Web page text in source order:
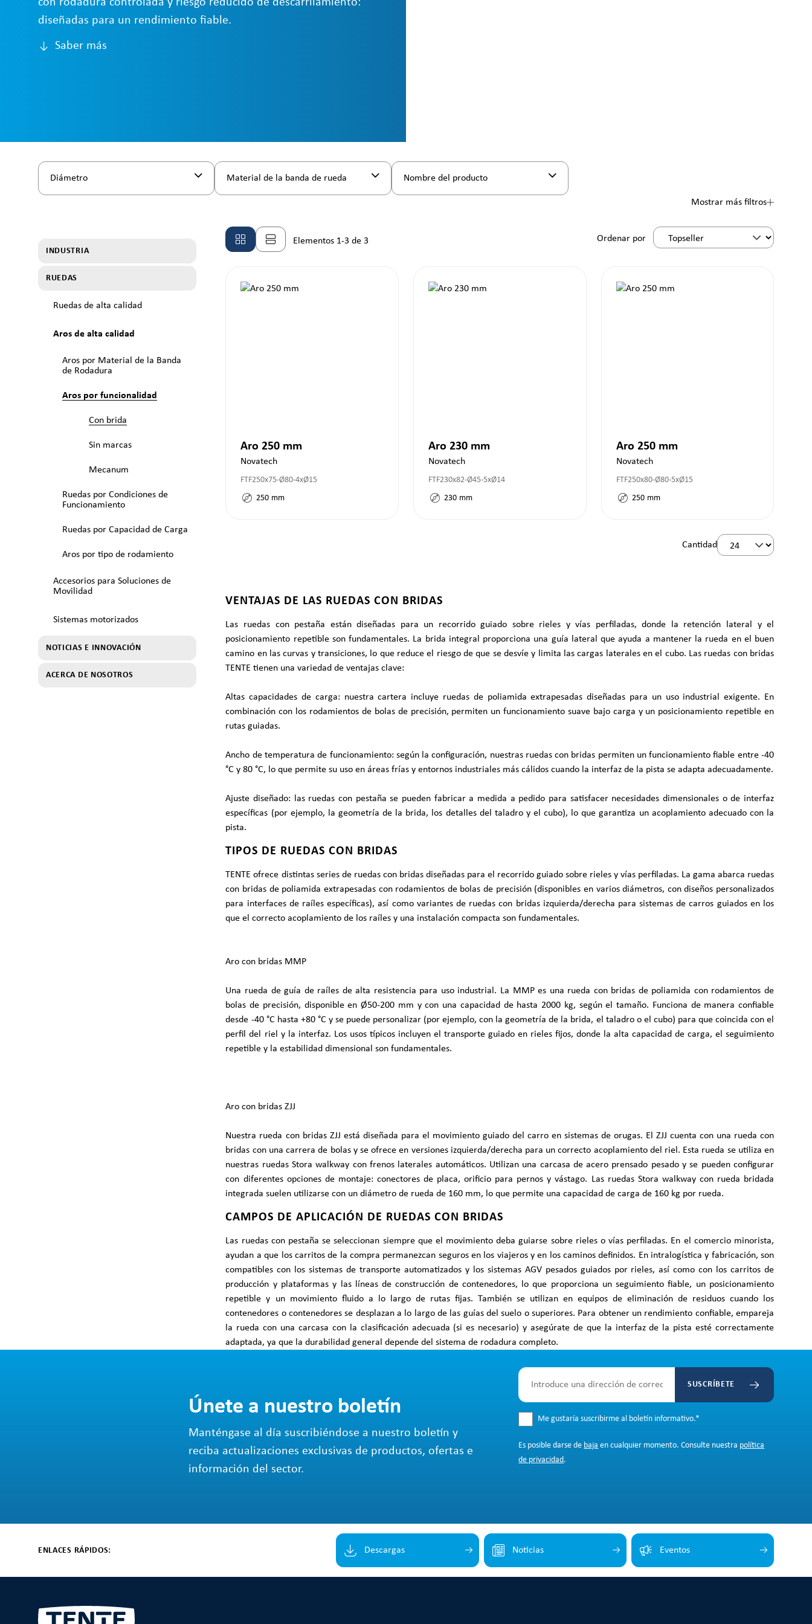
con rodadura controlada y riesgo reducido de descarrilamiento:
diseñadas para un rendimiento fiable.
Saber más
Diámetro Material de la banda de rueda Nombre del producto
Mostrar más filtros
INDUSTRIA
RUEDAS
Ruedas de alta calidad
Aros de alta calidad
Aros por Material de la Banda
de Rodadura
Aros por funcionalidad
Con brida
Sin marcas
Mecanum
Ruedas por Condiciones de
Funcionamiento
Ruedas por Capacidad de Carga
Aros por tipo de rodamiento
Accesorios para Soluciones de
Movilidad
Sistemas motorizados
NOTICIAS E INNOVACIÓN
ACERCA DE NOSOTROS
Elementos 1-3 de 3 Ordenar por
Aro 250 mm
Novatech
FTF250x75-Ø80-4xØ15
250 mm
Aro 230 mm
Novatech
FTF230x82-Ø45-5xØ14
230 mm
Aro 250 mm
Novatech
FTF250x80-Ø80-5xØ15
250 mm
Cantidad
VENTAJAS DE LAS RUEDAS CON BRIDAS
Las ruedas con pestaña están diseñadas para un recorrido guiado sobre rieles y vías perfiladas, donde la retención lateral y el
posicionamiento repetible son fundamentales. La brida integral proporciona una guía lateral que ayuda a mantener la rueda en el buen
camino en las curvas y transiciones, lo que reduce el riesgo de que se desvíe y limita las cargas laterales en el cubo. Las ruedas con bridas
TENTE tienen una variedad de ventajas clave:
Altas capacidades de carga: nuestra cartera incluye ruedas de poliamida extrapesadas diseñadas para un uso industrial exigente. En
combinación con los rodamientos de bolas de precisión, permiten un funcionamiento suave bajo carga y un posicionamiento repetible en
rutas guiadas.
Ancho de temperatura de funcionamiento: según la configuración, nuestras ruedas con bridas permiten un funcionamiento fiable entre -40
°C y 80 °C, lo que permite su uso en áreas frías y entornos industriales más cálidos cuando la interfaz de la pista se adapta adecuadamente.
Ajuste diseñado: las ruedas con pestaña se pueden fabricar a medida a pedido para satisfacer necesidades dimensionales o de interfaz
específicas (por ejemplo, la geometría de la brida, los detalles del taladro y el cubo), lo que garantiza un acoplamiento adecuado con la
pista.
TIPOS DE RUEDAS CON BRIDAS
TENTE ofrece distintas series de ruedas con bridas diseñadas para el recorrido guiado sobre rieles y vías perfiladas. La gama abarca ruedas
con bridas de poliamida extrapesadas con rodamientos de bolas de precisión (disponibles en varios diámetros, con diseños personalizados
para interfaces de raíles específicas), así como variantes de ruedas con bridas izquierda/derecha para sistemas de carros guiados en los
que el correcto acoplamiento de los raíles y una instalación compacta son fundamentales.
Aro con bridas MMP
Una rueda de guía de raíles de alta resistencia para uso industrial. La MMP es una rueda con bridas de poliamida con rodamientos de
bolas de precisión, disponible en Ø50-200 mm y con una capacidad de hasta 2000 kg, según el tamaño. Funciona de manera confiable
desde -40 °C hasta +80 °C y se puede personalizar (por ejemplo, con la geometría de la brida, el taladro o el cubo) para que coincida con el
perfil del riel y la interfaz. Los usos típicos incluyen el transporte guiado en rieles fijos, donde la alta capacidad de carga, el seguimiento
repetible y la estabilidad dimensional son fundamentales.
Aro con bridas ZJJ
Nuestra rueda con bridas ZJJ está diseñada para el movimiento guiado del carro en sistemas de orugas. El ZJJ cuenta con una rueda con
bridas con una carrera de bolas y se ofrece en versiones izquierda/derecha para un correcto acoplamiento del riel. Esta rueda se utiliza en
nuestras ruedas Stora walkway con frenos laterales automáticos. Utilizan una carcasa de acero prensado pesado y se pueden configurar
con diferentes opciones de montaje: conectores de placa, orificio para pernos y vástago. Las ruedas Stora walkway con rueda bridada
integrada suelen utilizarse con un diámetro de rueda de 160 mm, lo que permite una capacidad de carga de 160 kg por rueda.
CAMPOS DE APLICACIÓN DE RUEDAS CON BRIDAS
Las ruedas con pestaña se seleccionan siempre que el movimiento deba guiarse sobre rieles o vías perfiladas. En el comercio minorista,
ayudan a que los carritos de la compra permanezcan seguros en los viajeros y en los caminos definidos. En intralogística y fabricación, son
compatibles con los sistemas de transporte automatizados y los sistemas AGV pesados guiados por rieles, así como con los carritos de
producción y plataformas y las líneas de construcción de contenedores, lo que proporciona un seguimiento fiable, un posicionamiento
repetible y un movimiento fluido a lo largo de rutas fijas. También se utilizan en equipos de eliminación de residuos cuando los
contenedores o contenedores se desplazan a lo largo de las guías del suelo o superiores. Para obtener un rendimiento confiable, empareja
la rueda con una carcasa con la clasificación adecuada (si es necesario) y asegúrate de que la interfaz de la pista esté correctamente
adaptada, ya que la durabilidad general depende del sistema de rodadura completo.
Únete a nuestro boletín
Manténgase al día suscribiéndose a nuestro boletín y
reciba actualizaciones exclusivas de productos, ofertas e
información del sector.
SUSCRÍBETE
Me gustaría suscribirme al boletín informativo.*
Es posible darse de baja en cualquier momento. Consulte nuestra política
de privacidad.
ENLACES RÁPIDOS: Descargas Noticias Eventos